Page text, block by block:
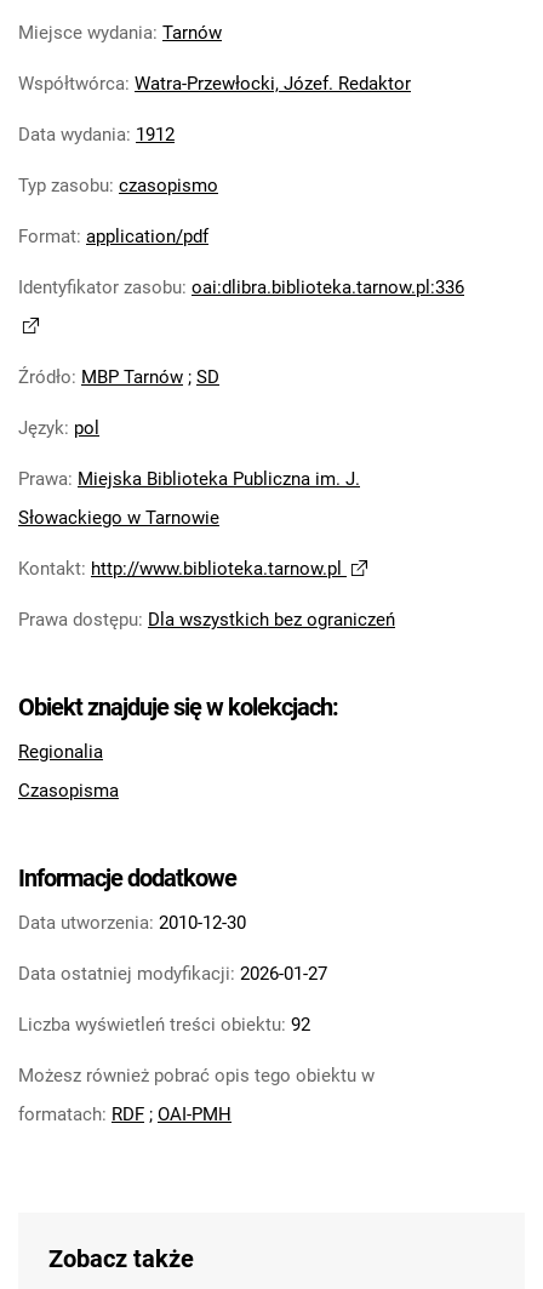
Dziennik Tarnowski. 1912, nr 67
Miejsce wydania: Tarnów
Współtwórca: Watra-Przewłocki, Józef. Redaktor
Data wydania: 1912
Typ zasobu: czasopismo
Format: application/pdf
Identyfikator zasobu: oai:dlibra.biblioteka.tarnow.pl:336
Źródło: MBP Tarnów ; SD
Język: pol
Prawa: Miejska Biblioteka Publiczna im. J.
Słowackiego w Tarnowie
Kontakt: http://www.biblioteka.tarnow.pl
Prawa dostępu: Dla wszystkich bez ograniczeń
Obiekt znajduje się w kolekcjach:
Regionalia
Czasopisma
Informacje dodatkowe
Data utworzenia: 2010-12-30
Data ostatniej modyfikacji: 2026-01-27
Liczba wyświetleń treści obiektu: 92
Możesz również pobrać opis tego obiektu w
formatach: RDF ; OAI-PMH
Zobacz także